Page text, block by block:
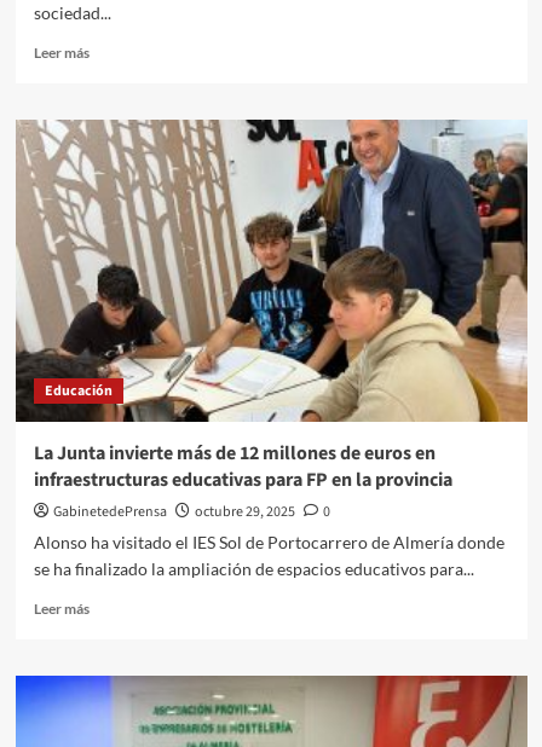
sociedad...
Leer másLeer
Más
55
Ayuntamientos
y
entidades
de
trata
participan
en
la
jornada
técnica
sobre
Pacto
de
Estado
la
Violencia
Plan
Corresponsables
Educación
La Junta invierte más de 12 millones de euros en
infraestructuras educativas para FP en la provincia
GabinetedePrensa octubre 29, 2025
0
Alonso ha visitado el IES Sol de Portocarrero de Almería donde
se ha finalizado la ampliación de espacios educativos para...
Leer másLeer
La
Junta